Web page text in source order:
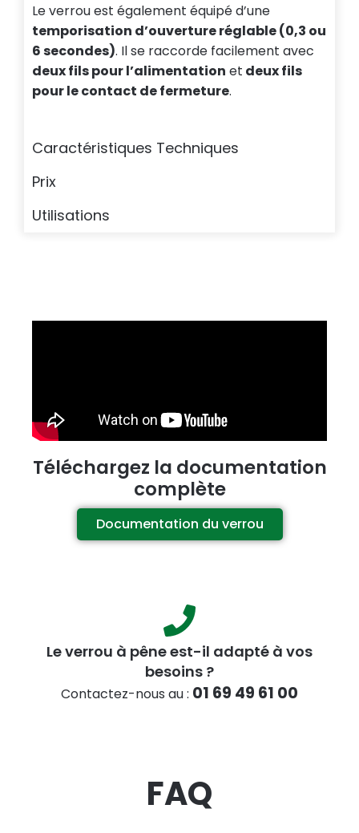
Le verrou est également équipé d’une
temporisation d’ouverture réglable (0,3 ou
6 secondes). Il se raccorde facilement avec
deux fils pour l’alimentation et deux fils
pour le contact de fermeture.
Caractéristiques Techniques
Prix
Utilisations
Téléchargez la documentation
complète
Documentation du verrou
Le verrou à pêne est-il adapté à vos
besoins ?
Contactez-nous au : 01 69 49 61 00
FAQ